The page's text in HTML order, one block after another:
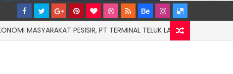
PESISIR, PT TERMINAL TELUK LAMONG RAIH